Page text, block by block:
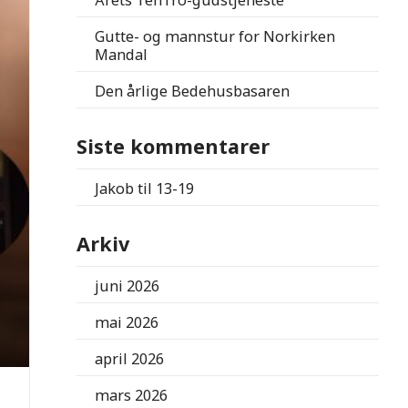
Gutte- og mannstur for Norkirken
Mandal
Den årlige Bedehusbasaren
Siste kommentarer
Jakobtil 13-19
Arkiv
juni 2026
mai 2026
april 2026
mars 2026